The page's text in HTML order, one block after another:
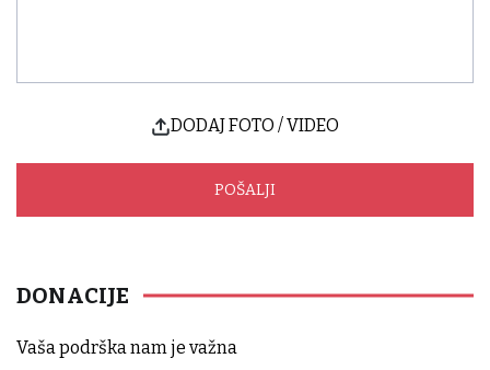
DODAJ FOTO / VIDEO
DONACIJE
Vaša podrška nam je važna